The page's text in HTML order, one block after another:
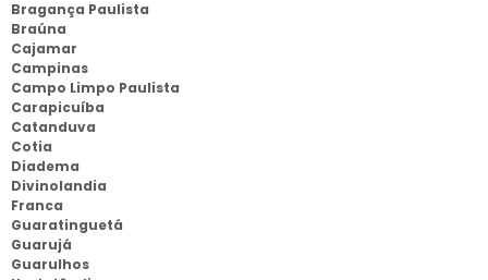
Bragança Paulista
Braúna
Cajamar
Campinas
Campo Limpo Paulista
Carapicuíba
Catanduva
Cotia
Diadema
Divinolandia
Franca
Guaratinguetá
Guarujá
Guarulhos